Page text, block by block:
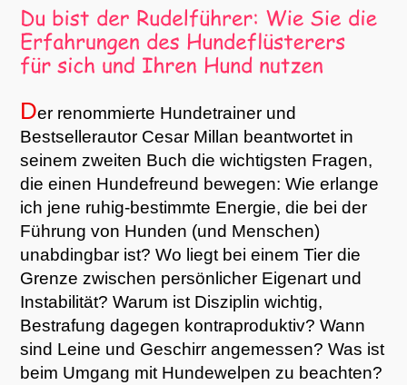
Der renommierte Hundetrainer und
Bestsellerautor Cesar Millan beantwortet in
seinem zweiten Buch die wichtigsten Fragen,
die einen Hundefreund bewegen: Wie erlange
ich jene ruhig-bestimmte Energie, die bei der
Führung von Hunden (und Menschen)
unabdingbar ist? Wo liegt bei einem Tier die
Grenze zwischen persönlicher Eigenart und
Instabilität? Warum ist Disziplin wichtig,
Bestrafung dagegen kontraproduktiv? Wann
sind Leine und Geschirr angemessen? Was ist
beim Umgang mit Hundewelpen zu beachten?